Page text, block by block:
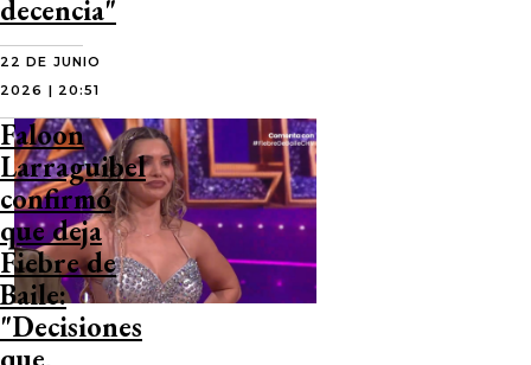
decencia"
22 DE JUNIO
2026 | 20:51
Faloon
Larraguibel
confirmó
que deja
Fiebre de
Baile:
"Decisiones